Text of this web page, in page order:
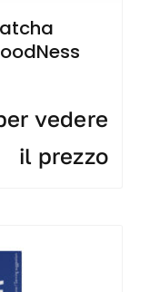
vedere
il prezzo